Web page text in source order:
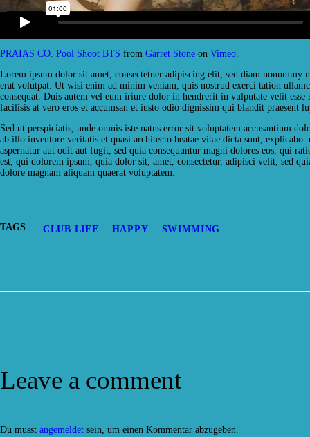
PRAIAS CO. Pool Shoot BTS from Garret Stone on Vimeo.
Lorem ipsum dolor sit amet, consectetuer adipiscing elit, sed diam nonummy
erat volutpat. Ut wisi enim ad minim veniam, quis nostrud exerci tation
consequat. Duis autem vel eum iriure dolor in hendrerit in vulputate velit
facilisis at vero eros et accumsan et iusto odio dignissim qui blandit praesent
Sed ut perspiciatis, unde omnis iste natus error sit voluptatem accusantium
ab illo inventore veritatis et quasi architecto beatae vitae dicta sunt,
aspernatur aut odit aut fugit, sed quia consequuntur magni dolores eos, qui
est, qui dolorem ipsum, quia dolor sit, amet, consectetur, adipisci velit, sed
dolore magnam aliquam quaerat voluptatem.
TAGS CLUB LIFE HAPPY SWIMMING
Leave a comment
Du musst angemeldet sein, um einen Kommentar abzugeben.